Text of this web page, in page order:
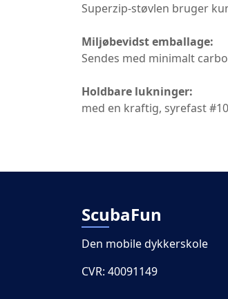
Superzip-støvlen bruger
Miljøbevidst emballage:
Sendes med minimalt
Holdbare lukninger:
med en kraftig, syrefast
ScubaFun
Den mobile dykkerskole
CVR: 40091149